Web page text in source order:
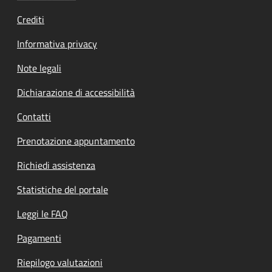
Crediti
Informativa privacy
Note legali
Dichiarazione di accessibilità
Contatti
Prenotazione appuntamento
Richiedi assistenza
Statistiche del portale
Leggi le FAQ
Pagamenti
Riepilogo valutazioni